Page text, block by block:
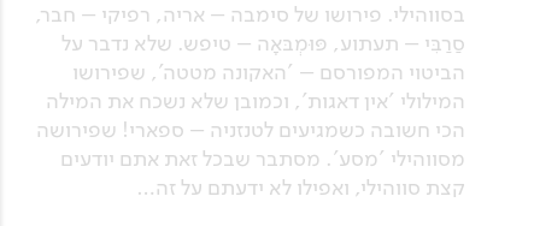
בסווהילי. פירושו של סימבה – אריה, רפיקי – חבר,
סַרַבִּי – תעתוע, פּוּמְבּאָה – טיפש. שלא נדבר על
הביטוי המפורסם – 'האקונה מטטה', שפירושו
המילולי 'אין דאגות', וכמובן שלא נשכח את המילה
הכי חשובה כשמגיעים לטנזניה – ספארי! שפירושה
מסווהילי 'מסע'. מסתבר שבכל זאת אתם יודעים
קצת סווהילי, ואפילו לא ידעתם על זה…